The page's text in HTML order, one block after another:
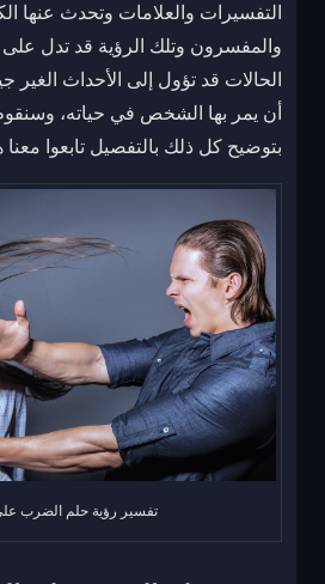
التفسيرات والعلامات وتحدث عنها
والمفسرون وتلك الرؤية قد تدل
الحالات قد تؤول إلى الأحداث الغير
أن يمر بها الشخص في حياته،
بتوضيح كل ذلك بالتفصيل تابعوا معنا
تفسير رؤية حلم الضرب